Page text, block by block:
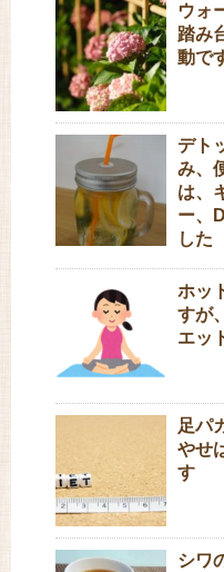
ウォ
踏み
動で
デト
み、
は、
ー、
した
ホッ
すが
エッ
足パ
やせ
す
シワ